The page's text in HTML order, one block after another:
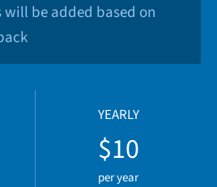
will be added based on
YEARLY
$10
per year